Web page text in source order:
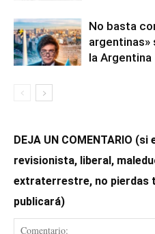
No basta
argentinas»
la Argentina
DEJA UN COMENTARIO
revisionista, liberal,
extraterrestre, no pierdas
publicará)